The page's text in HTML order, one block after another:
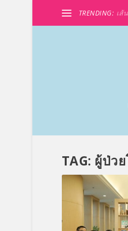
TRENDING: เส้
TAG: ผู้ป่วย